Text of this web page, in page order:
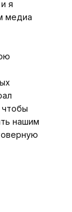
я
медиа
нашим